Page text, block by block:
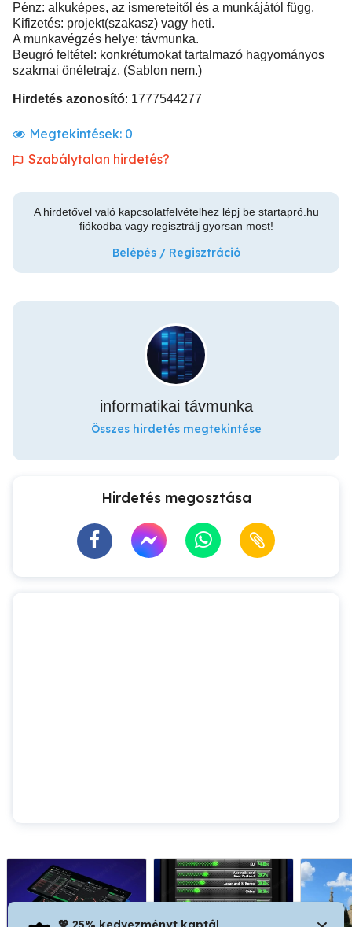
Pénz: alkuképes, az ismereteitől és a munkájától függ.
Kifizetés: projekt(szakasz) vagy heti.
A munkavégzés helye: távmunka.
Beugró feltétel: konkrétumokat tartalmazó hagyományos
szakmai önéletrajz. (Sablon nem.)
Hirdetés azonosító: 1777544277
Megtekintések: 0
Szabálytalan hirdetés?
A hirdetővel való kapcsolatfelvételhez lépj be startapró.hu
fiókodba vagy regisztrálj gyorsan most!
Belépés / Regisztráció
informatikai távmunka
Összes hirdetés megtekintése
Hirdetés megosztása